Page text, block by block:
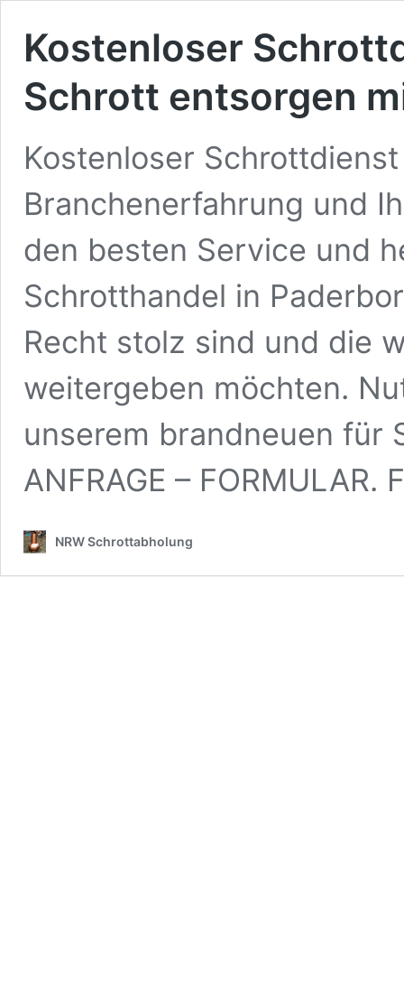
Kostenloser
Schrott entsorgen
Kostenloser
Branchenerfahrung und
den besten Service und
Schrotthandel in
Recht stolz sind und die
weitergeben möchten.
unserem brandneuen für
ANFRAGE –
NRW Schrottabholung